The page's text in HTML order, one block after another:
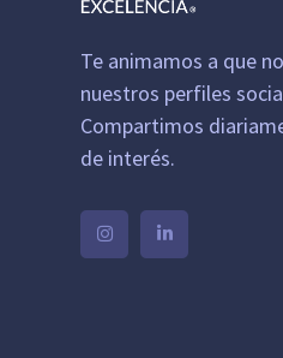
Te animamos a que
nuestros perfiles
Compartimos
de interés.